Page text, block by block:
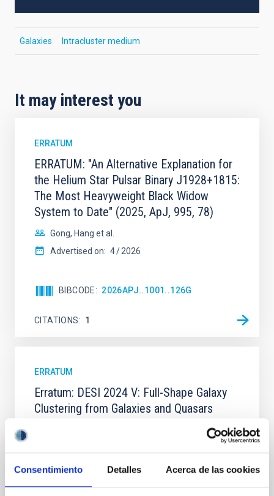
Consentimiento Detalles Acerca de las cookies
Galaxies Intracluster medium
It may interest you
ERRATUM
ERRATUM: "An Alternative Explanation for
the Helium Star Pulsar Binary J1928+1815:
The Most Heavyweight Black Widow
System to Date" (2025, ApJ, 995, 78)
Gong, Hang et al.
Advertised on: 4 2026
BIBCODE 2026APJ..1001..126G
CITATIONS 1
ERRATUM
Erratum: DESI 2024 V: Full-Shape Galaxy
Clustering from Galaxies and Quasars
BIBCODE 2026JCAP...02E..02A